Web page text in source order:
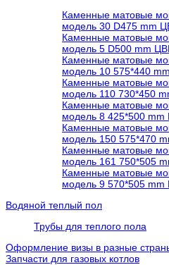
Каменные матовые
модель 30 D475 mm
Каменные матовые
модель 5 D500 mm
Каменные матовые
модель 10 575*440
Каменные матовые
модель 110 730*450
Каменные матовые
модель 8 425*500
Каменные матовые
модель 150 575*470
Каменные матовые
модель 161 750*505
Каменные матовые
модель 9 570*505
Водяной теплый пол
Трубы для теплого пола
Оформление визы в разные
Запчасти для газовых котлов